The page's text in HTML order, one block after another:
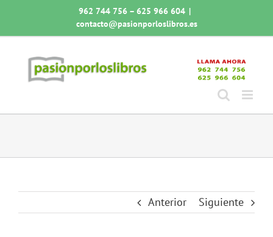
contenido
962 744 756 – 625 966 604 |
contacto@pasionporloslibros.es
Anterior Siguiente